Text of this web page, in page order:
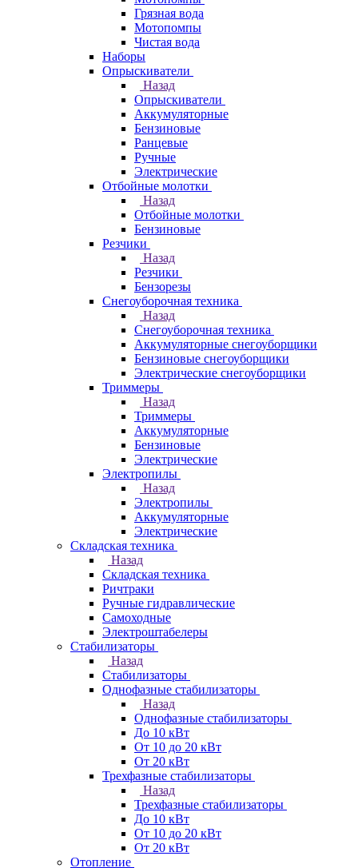
Грязная вода
Мотопомпы
Чистая вода
Наборы
Опрыскиватели
Назад
Опрыскиватели
Аккумуляторные
Бензиновые
Ранцевые
Ручные
Электрические
Отбойные молотки
Назад
Отбойные молотки
Бензиновые
Резчики
Назад
Резчики
Бензорезы
Снегоуборочная техника
Назад
Снегоуборочная техника
Аккумуляторные снегоуборщики
Бензиновые снегоуборщики
Электрические снегоуборщики
Триммеры
Назад
Триммеры
Аккумуляторные
Бензиновые
Электрические
Электропилы
Назад
Электропилы
Аккумуляторные
Электрические
Складская техника
Назад
Складская техника
Ричтраки
Ручные гидравлические
Самоходные
Электроштабелеры
Стабилизаторы
Назад
Стабилизаторы
Однофазные стабилизаторы
Назад
Однофазные стабилизаторы
До 10 кВт
От 10 до 20 кВт
От 20 кВт
Трехфазные стабилизаторы
Назад
Трехфазные стабилизаторы
До 10 кВт
От 10 до 20 кВт
От 20 кВт
Отопление